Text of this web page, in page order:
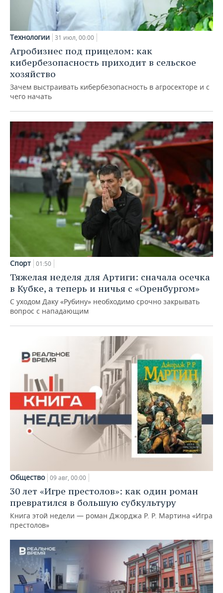
Технологии 31 июл, 00:00
Агробизнес под прицелом: как
кибербезопасность приходит в сельское
хозяйство
Зачем выстраивать кибербезопасность в агросекторе и с
чего начать
Спорт 01:50
Тяжелая неделя для Артиги: сначала осечка
в Кубке, а теперь и ничья с «Оренбургом»
С уходом Даку «Рубину» необходимо срочно закрывать
вопрос с нападающим
Общество 09 авг, 00:00
30 лет «Игре престолов»: как один роман
превратился в большую субкультуру
Книга этой недели — роман Джорджа Р. Р. Мартина «Игра
престолов»